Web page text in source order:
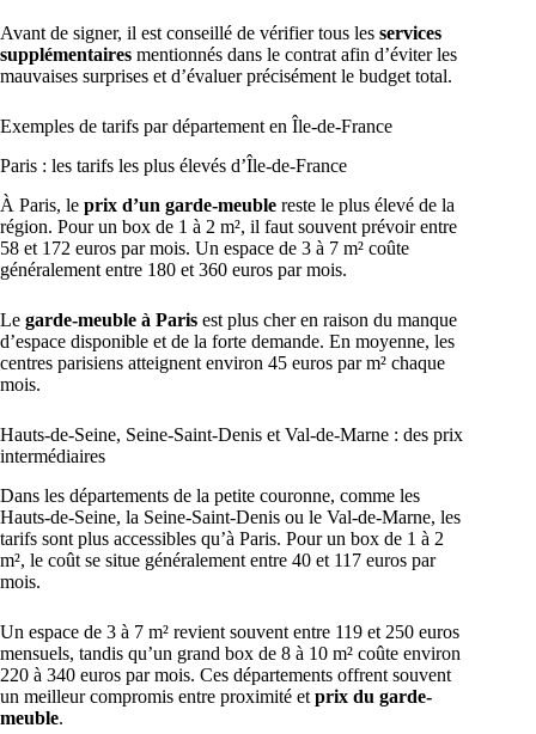
Avant de signer, il est conseillé de vérifier tous les services
supplémentaires mentionnés dans le contrat afin d’éviter les
mauvaises surprises et d’évaluer précisément le budget total.
Exemples de tarifs par département en Île-de-France
Paris : les tarifs les plus élevés d’Île-de-France
À Paris, le prix d’un garde-meuble reste le plus élevé de la
région. Pour un box de 1 à 2 m², il faut souvent prévoir entre
58 et 172 euros par mois. Un espace de 3 à 7 m² coûte
généralement entre 180 et 360 euros par mois.
Le garde-meuble à Paris est plus cher en raison du manque
d’espace disponible et de la forte demande. En moyenne, les
centres parisiens atteignent environ 45 euros par m² chaque
mois.
Hauts-de-Seine, Seine-Saint-Denis et Val-de-Marne : des prix
intermédiaires
Dans les départements de la petite couronne, comme les
Hauts-de-Seine, la Seine-Saint-Denis ou le Val-de-Marne, les
tarifs sont plus accessibles qu’à Paris. Pour un box de 1 à 2
m², le coût se situe généralement entre 40 et 117 euros par
mois.
Un espace de 3 à 7 m² revient souvent entre 119 et 250 euros
mensuels, tandis qu’un grand box de 8 à 10 m² coûte environ
220 à 340 euros par mois. Ces départements offrent souvent
un meilleur compromis entre proximité et prix du garde-
meuble.